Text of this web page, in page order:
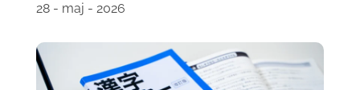
28 - maj - 2026